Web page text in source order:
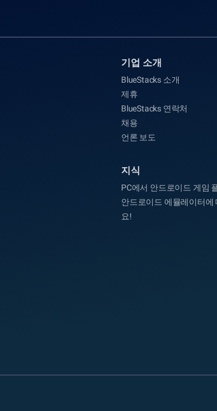
기업 소개
BlueStacks 소개
제휴
BlueStacks 연락처
채용
언론 보도
지식
PC에서 안드로이드 게임
안드로이드 에뮬레이터에
요!